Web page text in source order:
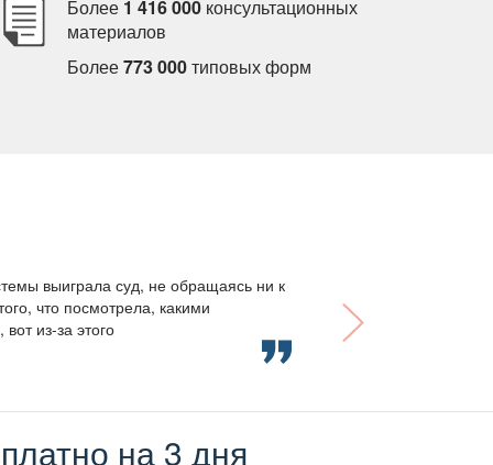
Более 1 416 000 консультационных
материало
Более773 000типовых форм
выиграла суд, не обращаясь ни к
что посмотрела, какими
из-за этого
на 3 дня